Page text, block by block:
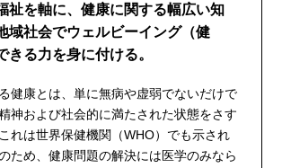
祉を軸に、健康に関する幅広い知
域社会でウェルビーイング（健
きる力を身に付ける。
健康とは、単に無病や虚弱でないだけで
神および社会的に満たされた状態をさす
れは世界保健機関（WHO）でも示され
ため、健康問題の解決には医学のみなら